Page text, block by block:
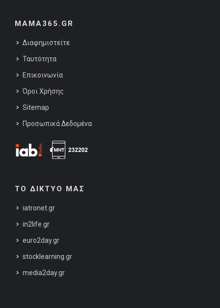
MAMA365.GR
Διαφημιστείτε
Ταυτότητα
Επικοινωνία
Όροι Χρήσης
Sitemap
Προσωπικά Δεδομένα
ΤΟ ΔΙΚΤΥΟ ΜΑΣ
iatronet.gr
in2life.gr
euro2day.gr
stocklearning.gr
media2day.gr